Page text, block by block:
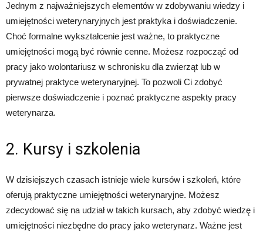
Jednym z najważniejszych elementów w zdobywaniu wiedzy i
umiejętności weterynaryjnych jest praktyka i doświadczenie.
Choć formalne wykształcenie jest ważne, to praktyczne
umiejętności mogą być równie cenne. Możesz rozpocząć od
pracy jako wolontariusz w schronisku dla zwierząt lub w
prywatnej praktyce weterynaryjnej. To pozwoli Ci zdobyć
pierwsze doświadczenie i poznać praktyczne aspekty pracy
weterynarza.
2. Kursy i szkolenia
W dzisiejszych czasach istnieje wiele kursów i szkoleń, które
oferują praktyczne umiejętności weterynaryjne. Możesz
zdecydować się na udział w takich kursach, aby zdobyć wiedzę i
umiejętności niezbędne do pracy jako weterynarz. Ważne jest